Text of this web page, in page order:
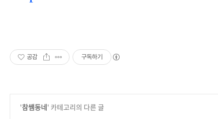
공감 구독하기
'참쌤동네' 카테고리의 다른 글